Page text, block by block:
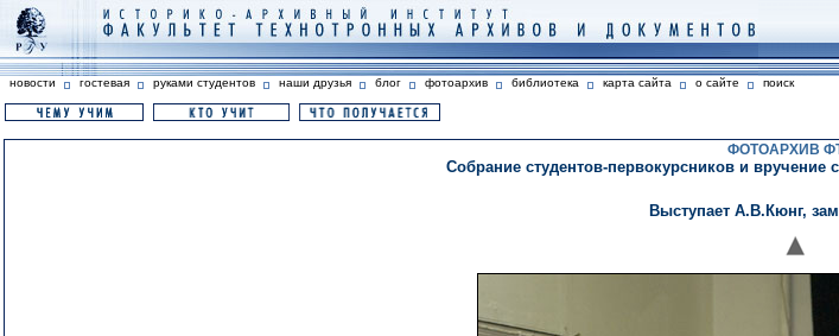
новости гостевая руками студентов наши друзья блог фотоархив библиотека карта сайта о сайте поиск
ФОТОАРХИВ
Собрание студентов-первокурсников и вручение
Выступает А.В.Кюнг,